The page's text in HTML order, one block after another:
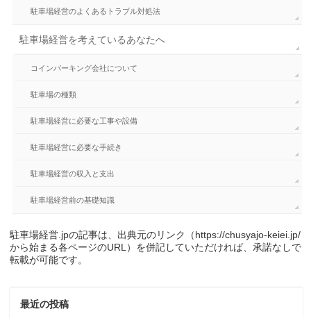
駐車場経営のよくあるトラブル対処法
駐車場経営を考えているあなたへ
コインパーキング会社について
駐車場の種類
駐車場経営に必要な工事や設備
駐車場経営に必要な手続き
駐車場経営の収入と支出
駐車場経営前の基礎知識
駐車場経営.jpの記事は、出典元のリンク（https://chusyajo-keiei.jp/
から始まる各ページのURL）を併記していただければ、承諾なしで
転載が可能です。
最近の投稿